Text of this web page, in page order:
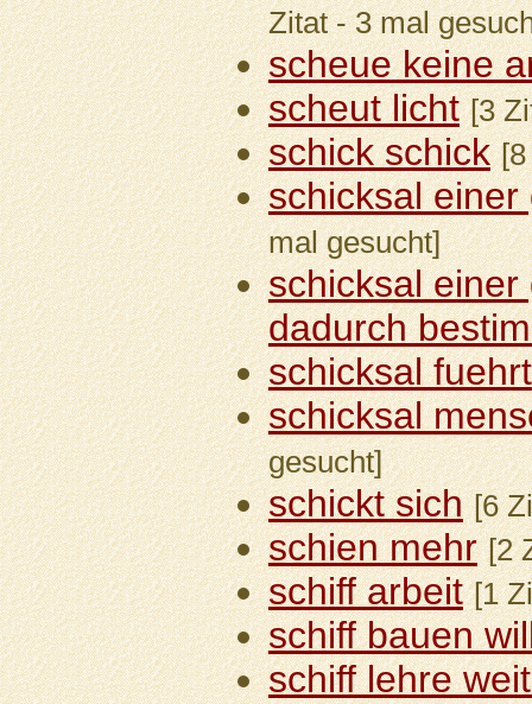
Zitat - 3 mal
scheue keine
scheut licht [3
schick schick
schicksal einer
mal gesucht]
schicksal
dadurch
schicksal fuehrt
schicksal
gesucht]
schickt sich [6
schien mehr [2
schiff arbeit [1
schiff bauen
schiff lehre